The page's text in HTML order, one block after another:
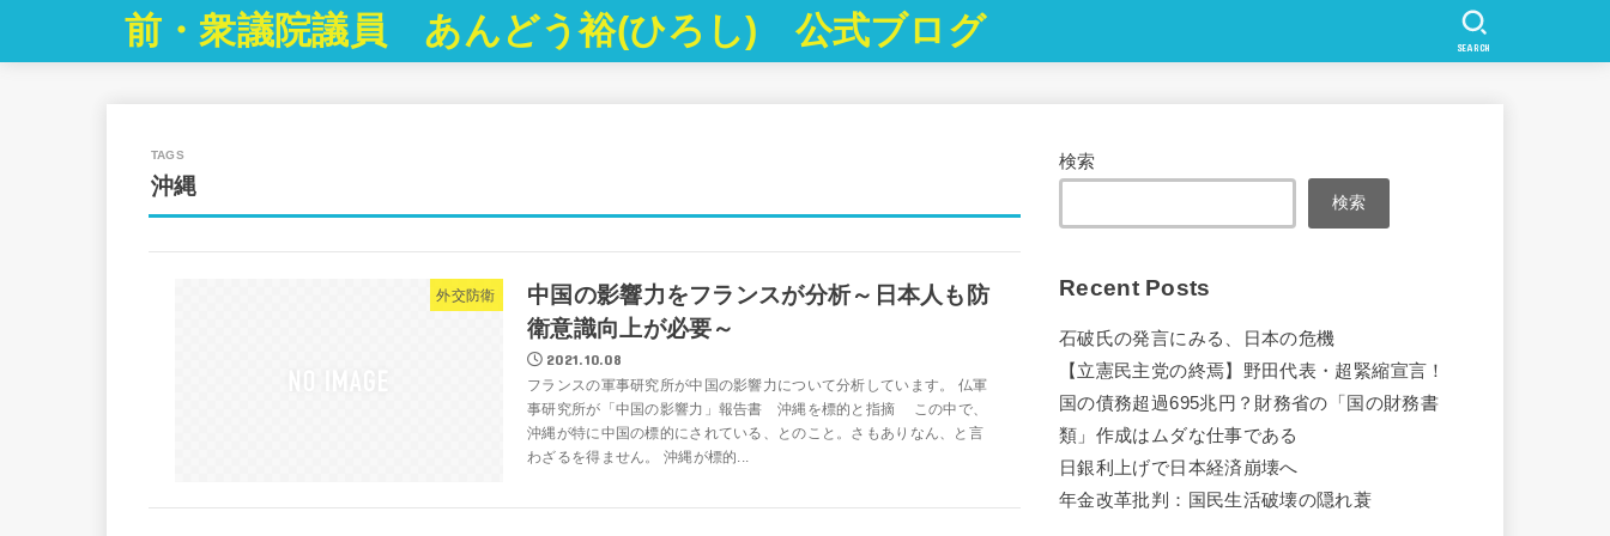
前・衆議院議員 あんどう裕(ひろし) 公式ブログ SEARCH
沖縄
外交防衛
中国の影響力をフランスが分析～日本人も防
衛意識向上が必要～
2021.10.08
フランスの軍事研究所が中国の影響力について分析しています。 仏軍
事研究所が「中国の影響力」報告書 沖縄を標的と指摘 この中で、
沖縄が特に中国の標的にされている、とのこと。さもありなん、と言
わざるを得ません。 沖縄が標的...
検索
検索
Recent Posts
石破氏の発言にみる、日本の危機
【立憲民主党の終焉】野田代表・超緊縮宣言！
国の債務超過695兆円？財務省の「国の財務書
類」作成はムダな仕事である
日銀利上げで日本経済崩壊へ
年金改革批判：国民生活破壊の隠れ蓑